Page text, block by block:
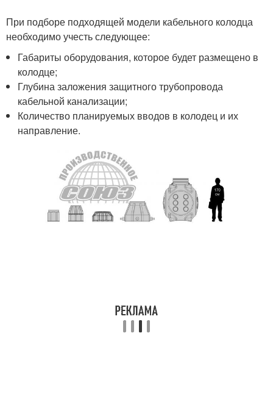
При подборе подходящей модели кабельного колодца
необходимо учесть следующее:
Габариты оборудования, которое будет размещено в
колодце;
Глубина заложения защитного трубопровода
кабельной канализации;
Количество планируемых вводов в колодец и их
направление.